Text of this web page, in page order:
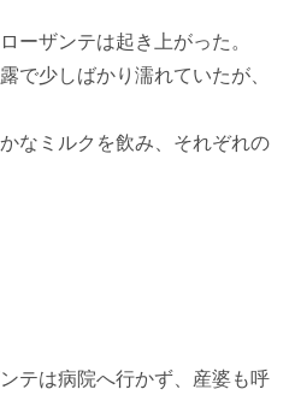
ーザンテは起き上がった。
で少しばかり濡れていたが、
なミルクを飲み、それぞれの
テは病院へ行かず、産婆も呼